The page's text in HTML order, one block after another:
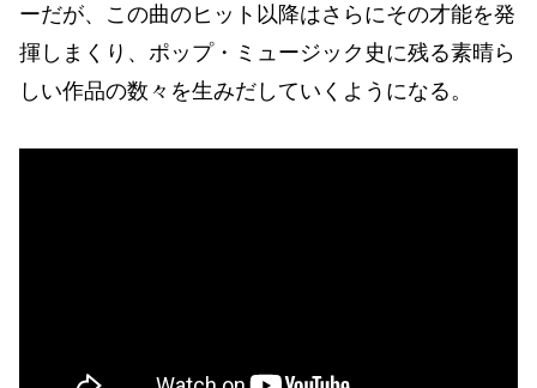
ーだが、この曲のヒット以降はさらにその才能を発
揮しまくり、ポップ・ミュージック史に残る素晴ら
しい作品の数々を生みだしていくようになる。